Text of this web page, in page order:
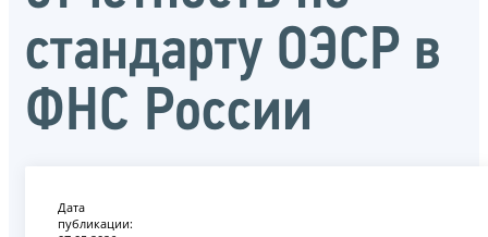
стандарту ОЭСР в
ФНС России
Дата
публикации: